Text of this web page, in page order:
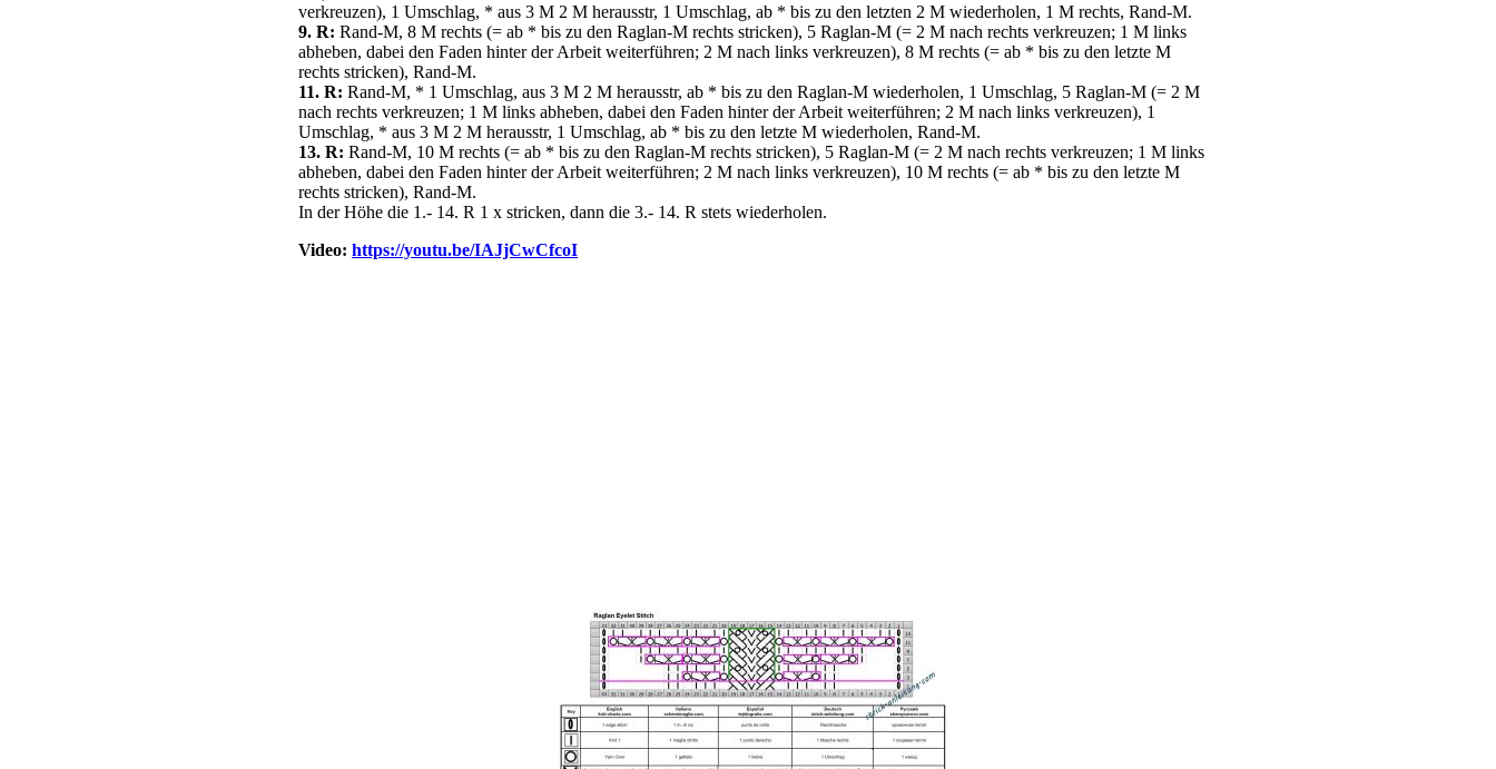
verkreuzen), 1 Umschlag, * aus 3 M 2 M herausstr, 1 Umschlag, ab * bis zu den letzten 2 M wiederholen, 1 M rechts, Rand-M.
9. R: Rand-M, 8 M rechts (= ab * bis zu den Raglan-M rechts stricken), 5 Raglan-M (= 2 M nach rechts verkreuzen; 1 M links
abheben, dabei den Faden hinter der Arbeit weiterführen; 2 M nach links verkreuzen), 8 M rechts (= ab * bis zu den letzte M
rechts stricken), Rand-M.
11. R: Rand-M, * 1 Umschlag, aus 3 M 2 M herausstr, ab * bis zu den Raglan-M wiederholen, 1 Umschlag, 5 Raglan-M (= 2 M
nach rechts verkreuzen; 1 M links abheben, dabei den Faden hinter der Arbeit weiterführen; 2 M nach links verkreuzen), 1
Umschlag, * aus 3 M 2 M herausstr, 1 Umschlag, ab * bis zu den letzte M wiederholen, Rand-M.
13. R: Rand-M, 10 M rechts (= ab * bis zu den Raglan-M rechts stricken), 5 Raglan-M (= 2 M nach rechts verkreuzen; 1 M links
abheben, dabei den Faden hinter der Arbeit weiterführen; 2 M nach links verkreuzen), 10 M rechts (= ab * bis zu den letzte M
rechts stricken), Rand-M.
In der Höhe die 1.- 14. R 1 x stricken, dann die 3.- 14. R stets wiederholen.
Video: https://youtu.be/IAJjCwCfcoI